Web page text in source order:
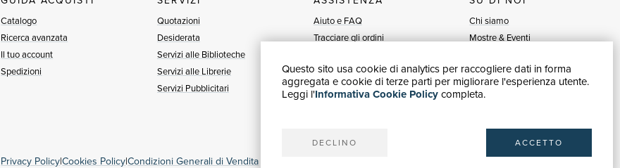
Questo sito usa cookie di analytics per raccogliere dati in forma
aggregata e cookie di terze parti per migliorare l'esperienza utente.
Leggi l'Informativa Cookie Policycompleta.
DECLINO ACCETTO
Catalogo
Ricerca avanzata
Il tuo account
Spedizioni
Quotazioni
Desiderata
Servizi alle Biblioteche
Servizi alle Librerie
Servizi Pubblicitari
Aiuto e FAQ
Tracciare gli ordini
Fatturazione
Carta del Docente / 18App
Chi siamo
Mostre & Eventi
Blog
Vendi con noi
Privacy Policy|Cookies Policy|Condizioni Generali di Vendita